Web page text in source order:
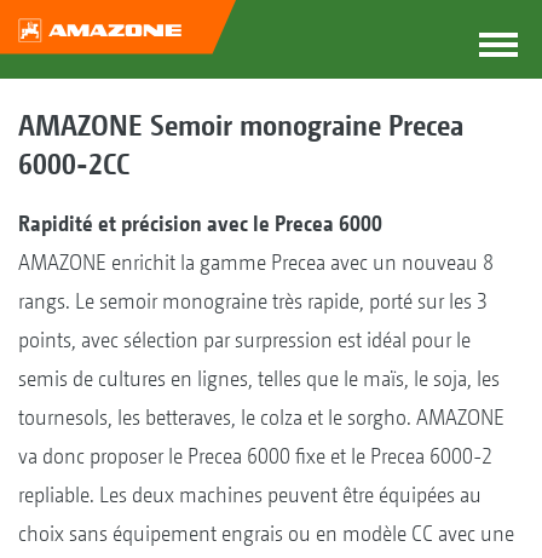
AMAZONE Semoir monograine Precea
6000-2CC
Rapidité et précision avec le Precea 6000
AMAZONE enrichit la gamme Precea avec un nouveau 8
rangs. Le semoir monograine très rapide, porté sur les 3
points, avec sélection par surpression est idéal pour le
semis de cultures en lignes, telles que le maïs, le soja, les
tournesols, les betteraves, le colza et le sorgho. AMAZONE
va donc proposer le Precea 6000 fixe et le Precea 6000-2
repliable. Les deux machines peuvent être équipées au
choix sans équipement engrais ou en modèle CC avec une